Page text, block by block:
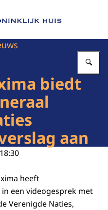
van Het Koninklijk Huis
biedt
aan
heeft
een videogesprek met
Verenigde Naties,